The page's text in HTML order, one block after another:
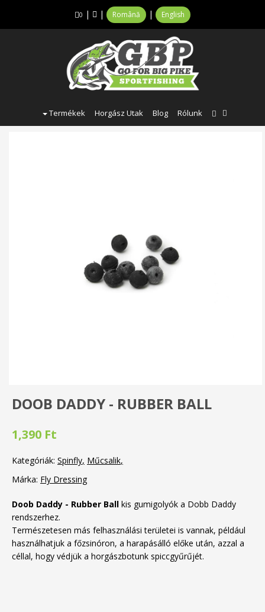
0 | | Română | English
Termékek Horgász Utak Blog Rólunk
DOOB DADDY - RUBBER BALL
1,390 Ft
Kategóriák: Spinfly Műcsalik
Márka: Fly Dressing
Doob Daddy - Rubber Ball kis gumigolyók a Dobb Daddy
rendszerhez.
Természetesen más felhasználási területei is vannak, például
használhatjuk a főzsinóron, a harapásálló előke után, azzal a
céllal, hogy védjük a horgászbotunk spiccgyűrűjét.